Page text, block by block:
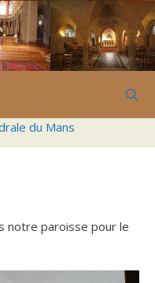
du Mans
notre paroisse pour le